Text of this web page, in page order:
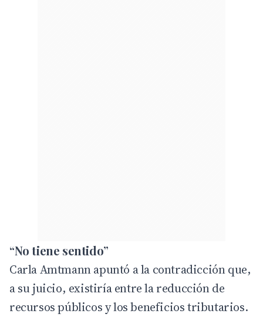
“No tiene sentido”
Carla Amtmann apuntó a la contradicción que,
a su juicio, existiría entre la reducción de
recursos públicos y los beneficios tributarios.